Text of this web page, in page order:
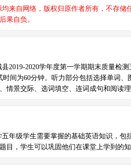
来自网络，版权归原作者所有，不存
果自负。
2019-2020学年度第一学期期末质量检
时间为60分钟。听力部分包括选择单词
情景交际、选词填空、连词成句和阅读理
年级学生需要掌握的基础英语知识，
目，学生可以巩固他们在课堂上学到的